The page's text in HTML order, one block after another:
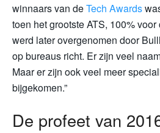
winnaars van deTech Awards
toen het grootste ATS, 100%
werd later overgenomen door
op bureaus richt. Er zijn veel
Maar er zijn ook veel meer
bijgekomen.”
De profeet van